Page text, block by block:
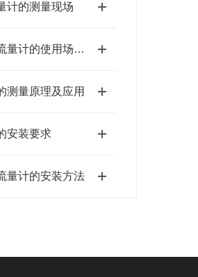
计的测量现场
便携式超声波流量计的使用场景和原理
测量原理及应用
安装要求
量计的安装方法